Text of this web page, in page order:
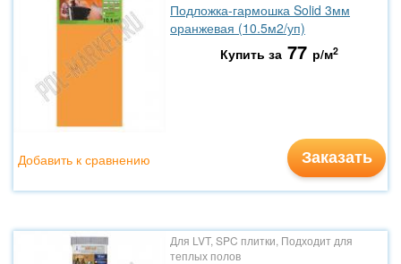
Подложка-гармошка Solid 3мм
оранжевая (10.5м2/уп)
Купить за 77 р/м2
Заказать
Добавить к сравнению
Для LVT, SPC плитки, Подходит для
теплых полов